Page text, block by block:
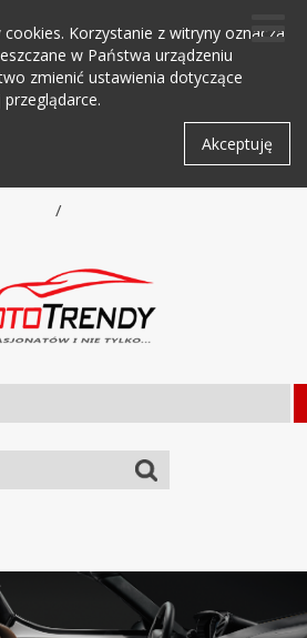
Korzystanie z witryny oznacza
w Państwa urządzeniu
zmienić ustawienia dotyczące
Akceptuję
/